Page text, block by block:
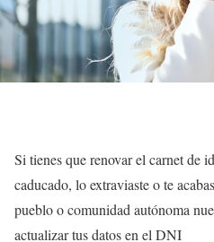
Si tienes que renovar el carnet de
caducado, lo extraviaste o te
pueblo o comunidad autónoma
actualizar tus datos en el DNI